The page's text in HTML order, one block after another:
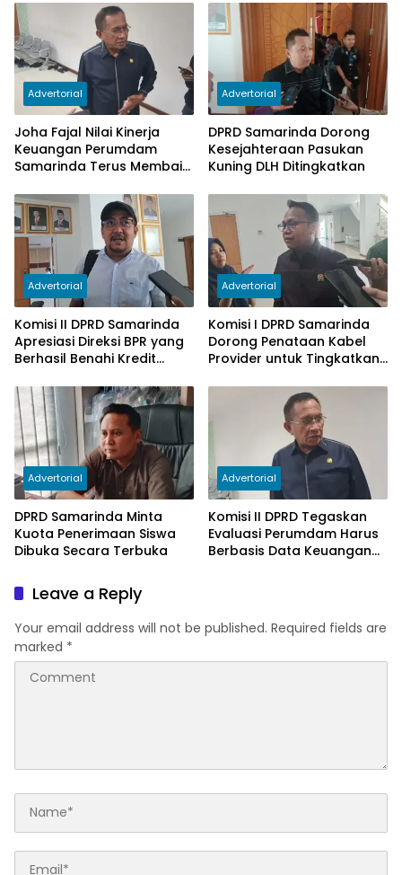
Advertorial
Joha Fajal Nilai Kinerja
Keuangan Perumdam
Samarinda Terus Membaik,
Subsidi Berkurang
Advertorial
DPRD Samarinda Dorong
Kesejahteraan Pasukan
Kuning DLH Ditingkatkan
Advertorial
Komisi II DPRD Samarinda
Apresiasi Direksi BPR yang
Berhasil Benahi Kredit
Advertorial
Komisi I DPRD Samarinda
Dorong Penataan Kabel
Provider untuk Tingkatkan
Advertorial
DPRD Samarinda Minta
Kuota Penerimaan Siswa
Dibuka Secara Terbuka
Advertorial
Komisi II DPRD Tegaskan
Evaluasi Perumdam Harus
Berbasis Data Keuangan
Leave a Reply
Your email address will not be published. Required fields are
marked *